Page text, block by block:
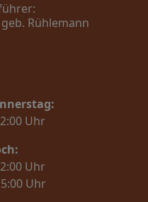
Rühlemann
Uhr
Uhr
Uhr